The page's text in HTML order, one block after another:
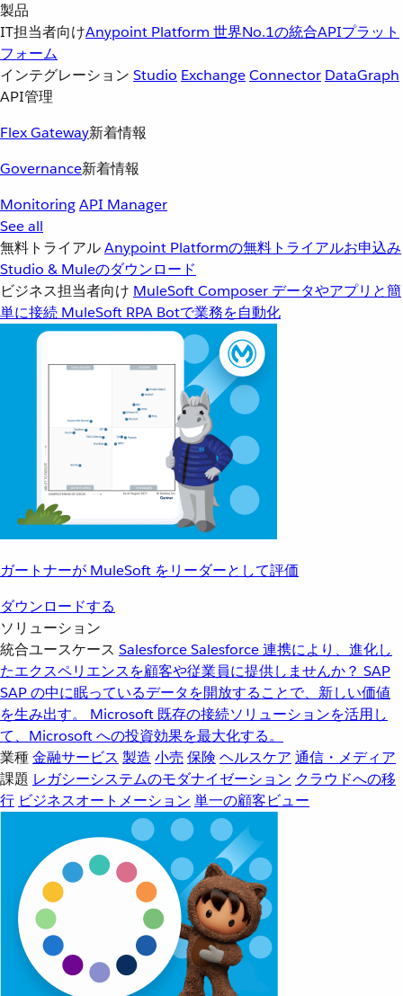
製品
IT担当者向けAnypoint Platform 世界No.1の統合APIプラット
フォーム
インテグレーション Studio ExchangeConnector DataGraph
API管理
Flex Gateway新着情報
Governance新着情報
MonitoringAPI Manager
See all
無料トライアルAnypoint Platformの無料トライアルお申込み
Studio & Muleのダウンロード
ビジネス担当者向け MuleSoft Composer データやアプリと簡
単に接続 MuleSoft RPA Botで業務を自動化
ガートナーが MuleSoft をリーダーとして評価
ダウンロードする
ソリューション
統合ユースケース SalesforceSalesforce 連携により、進化し
たエクスペリエンスを顧客や従業員に提供しませんか？ SAP
SAP の中に眠っているデータを開放することで、新しい価値
を生み出す。
Microsoft 既存の接続ソリューションを活用し
て、Microsoft への投資効果を最大化する。
業種金融サービス 製造 小売 保険 ヘルスケア 通信・メディア
課題 レガシーシステムのモダナイゼーション クラウドへの移
行 ビジネスオートメーション 単一の顧客ビュー